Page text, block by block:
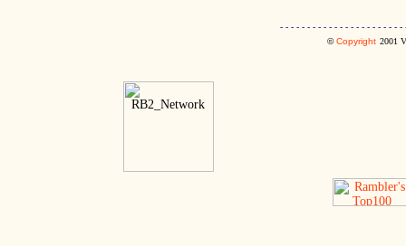
- - - - - - - - - - - - - - - - - - - - - -
©Copyright 2001